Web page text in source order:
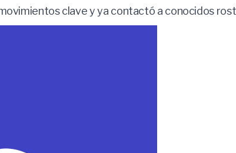
clave y ya contactó a conocidos